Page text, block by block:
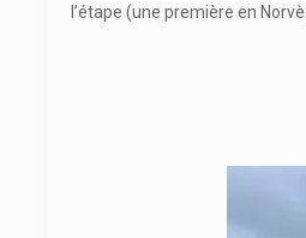
l’étape (une première en